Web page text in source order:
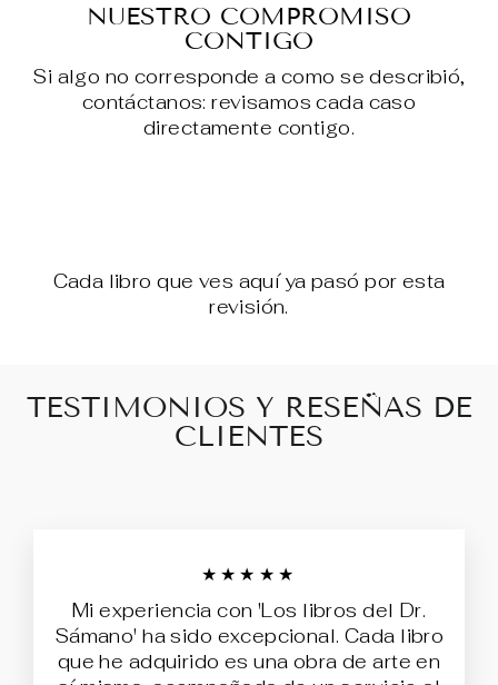
NUESTRO COMPROMISO
CONTIGO
Si algo no corresponde a como se describió,
contáctanos: revisamos cada caso
directamente contigo.
Cada libro que ves aquí ya pasó por esta
revisión.
TESTIMONIOS Y RESEÑAS DE
CLIENTES
★★★★★
Mi experiencia con 'Los libros del Dr.
Sámano' ha sido excepcional. Cada libro
que he adquirido es una obra de arte en